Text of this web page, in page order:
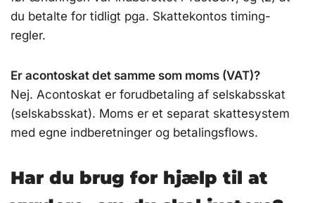
du betalte for tidligt pga. Skattekontos timing-
regler.
Er acontoskat det samme som moms (VAT)?
Nej. Acontoskat er forudbetaling af selskabsskat
(selskabsskat). Moms er et separat skattesystem
med egne indberetninger og betalingsflows.
Har du brug for hjælp til at